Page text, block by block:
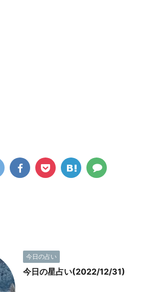
今日の占い
今日の星占い(2022/12/31)